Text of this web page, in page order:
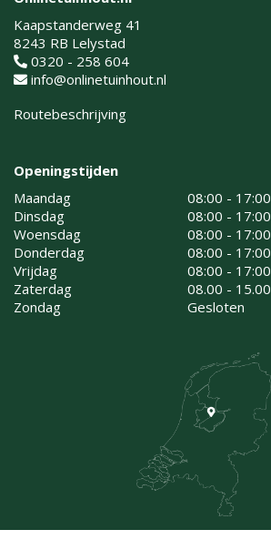
Kaapstanderweg 41
8243 RB Lelystad
0320 - 258 604
info@onlinetuinhout.nl
Routebeschrijving
Openingstijden
Maandag
08:00 - 17:00
Dinsdag
08:00 - 17:00
Woensdag
08:00 - 17:00
Donderdag
08:00 - 17:00
Vrijdag
08:00 - 17:00
Zaterdag
08.00 - 15.00
Zondag
Gesloten